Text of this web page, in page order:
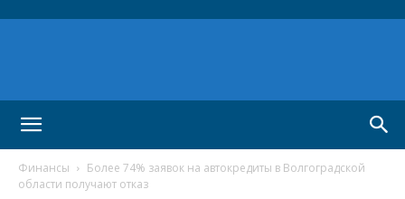
Финансы
Более 74% заявок на автокредиты в Волгоградской
области получают отказ